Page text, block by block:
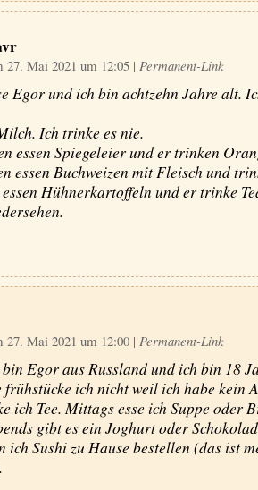
27. Mai 2021 um 12:05 | Permanent-Link
Egor und ich bin achtzehn Jahre alt.
Ich trinke es nie.
essen Spiegeleier und er trinken
essen Buchweizen mit Fleisch und
Hühnerkartoffeln und er trinke
27. Mai 2021 um 12:00 | Permanent-Link
Egor aus Russland und ich bin 18
ich nicht weil ich habe kein
ich Tee. Mittags esse ich Suppe oder
gibt es ein Joghurt oder
ich Sushi zu Hause bestellen (das ist